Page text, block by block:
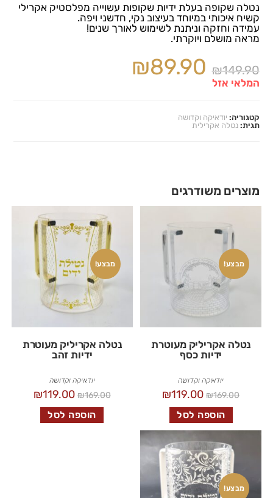
נטלה שקופה בעלת ידיות שקופות עשוייה מפלסטיק אקרילי
קשיח איכותי במיוחד בעיצוב נקי, חדשני ויפה.
עמידה וחזקה וניתנת לשימוש לאורך שנים!
מראה מושלם ויוקרתי.
₪149.90
₪89.90
המלאי אזל
קטגוריה: יודאיקה וקדושה
תגית:נטלה אקרילית
מוצרים משודרגים
מבצע!
נטלה אקריליק מעוטרת
ידיות כסף
יודאיקה וקדושה
₪169.00
₪119.00
הוספה לסל
מבצע!
נטלה אקריליק מעוטרת
ידיות זהב
יודאיקה וקדושה
₪169.00
₪119.00
הוספה לסל
מבצע!